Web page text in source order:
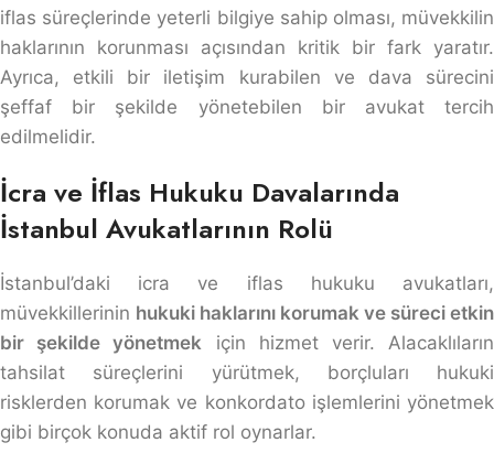
iflas süreçlerinde yeterli bilgiye sahip olması, müvekkilin
haklarının korunması açısından kritik bir fark yaratır.
Ayrıca, etkili bir iletişim kurabilen ve dava sürecini
şeffaf bir şekilde yönetebilen bir avukat tercih
edilmelidir.
İcra ve İflas Hukuku Davalarında
İstanbul Avukatlarının Rolü
İstanbul’daki icra ve iflas hukuku avukatları,
müvekkillerinin hukuki haklarını korumak ve süreci etkin
bir şekilde yönetmek için hizmet verir. Alacaklıların
tahsilat süreçlerini yürütmek, borçluları hukuki
risklerden korumak ve konkordato işlemlerini yönetmek
gibi birçok konuda aktif rol oynarlar.